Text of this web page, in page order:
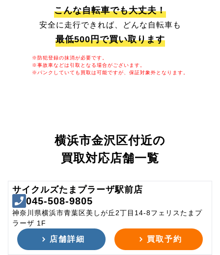
こんな自転車でも大丈夫！
安全に走行できれば、どんな自転車も
最低500円で買い取ります
※防犯登録の抹消が必要です。
※事故車などは引取となる場合がございます。
※パンクしていても買取は可能ですが、保証対象外となります。
横浜市金沢区付近の
買取対応店舗一覧
サイクルズたまプラーザ駅前店
045-508-9805
神奈川県横浜市青葉区美しが丘2丁目14-8フェリスたまプ
ラーザ 1F
店舗詳細 買取予約